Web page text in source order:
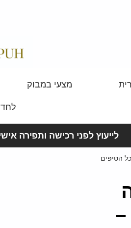
מצעי במבוק
לייעוץ לפני רכישה ותפירה אישית
–